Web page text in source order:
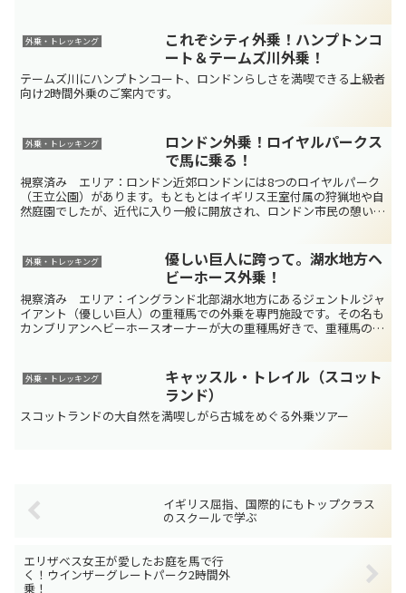
外乗・トレッキング
これぞシティ外乗！ハンプトンコ
ート＆テームズ川外乗！
テームズ川にハンプトンコート、ロンドンらしさを満喫できる上級者
向け2時間外乗のご案内です。
外乗・トレッキング
ロンドン外乗！ロイヤルパークス
で馬に乗る！
視察済み エリア：ロンドン近郊ロンドンには8つのロイヤルパーク
（王立公園）があります。もともとはイギリス王室付属の狩猟地や自
然庭園でしたが、近代に入り一般に開放され、ロンドン市民の憩いの
外乗・トレッキング
優しい巨人に跨って。湖水地方ヘ
ビーホース外乗！
視察済み エリア：イングランド北部湖水地方にあるジェントルジャ
イアント（優しい巨人）の重種馬での外乗を専門施設です。その名も
カンブリアンヘビーホースオーナーが大の重種馬好きで、重種馬の保
外乗・トレッキング
キャッスル・トレイル（スコット
ランド）
スコットランドの大自然を満喫しがら古城をめぐる外乗ツアー
イギリス屈指、国際的にもトップクラス
のスクールで学ぶ
エリザベス女王が愛したお庭を馬で行
く！ウインザーグレートパーク2時間外
乗！